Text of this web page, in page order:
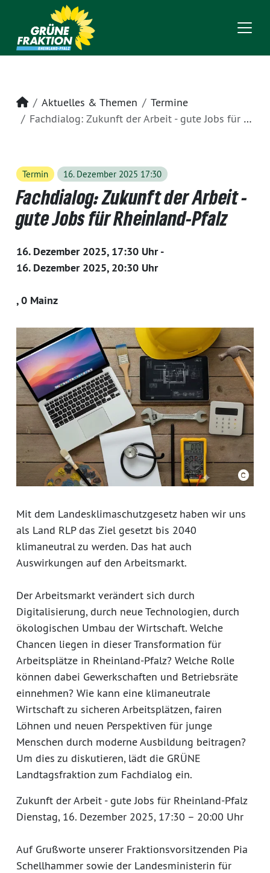
Startseite
Aktuelles & Themen
Termine
Fachdialog: Zukunft der Arbeit - gute Jobs für Rheinland-Pfalz
Termin 16. Dezember 2025 17:30
Fachdialog: Zukunft der Arbeit -
gute Jobs für Rheinland-Pfalz
16. Dezember 2025, 17:30 Uhr -
16. Dezember 2025, 20:30 Uhr
, 0 Mainz
Mit dem Landesklimaschutzgesetz haben wir uns
als Land RLP das Ziel gesetzt bis 2040
klimaneutral zu werden. Das hat auch
Auswirkungen auf den Arbeitsmarkt.
Der Arbeitsmarkt verändert sich durch
Digitalisierung, durch neue Technologien, durch
ökologischen Umbau der Wirtschaft. Welche
Chancen liegen in dieser Transformation für
Arbeitsplätze in Rheinland-Pfalz? Welche Rolle
können dabei Gewerkschaften und Betriebsräte
einnehmen? Wie kann eine klimaneutrale
Wirtschaft zu sicheren Arbeitsplätzen, fairen
Löhnen und neuen Perspektiven für junge
Menschen durch moderne Ausbildung beitragen?
Um dies zu diskutieren, lädt die GRÜNE
Landtagsfraktion zum Fachdialog ein.
Zukunft der Arbeit - gute Jobs für Rheinland-Pfalz
Dienstag, 16. Dezember 2025, 17:30 – 20:00 Uhr
Auf Grußworte unserer Fraktionsvorsitzenden Pia
Schellhammer sowie der Landesministerin für